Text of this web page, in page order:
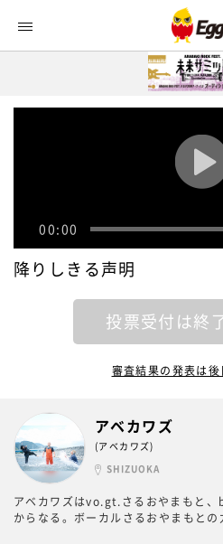
ランキング
記事
ログイン
アカウント登録
00:00
降りしきる声明
投票受付は終
審査結果の発表は
アベカワズ
(アベカワズ)
SHIZUOKA
アベカワズはvo.gt.さるおやまもと
からなる。ボーカルさるおやまもとの